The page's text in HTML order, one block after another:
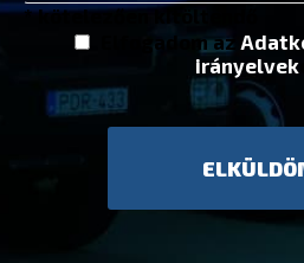
* kötelezően kitöltendő
Elfogadom az
irányelvek